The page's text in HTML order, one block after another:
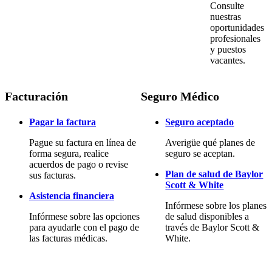
Consulte
nuestras
oportunidades
profesionales
y puestos
vacantes.
Facturación
Pagar la factura
Pague su factura en línea de
forma segura, realice
acuerdos de pago o revise
sus facturas.
Asistencia financiera
Infórmese sobre las opciones
para ayudarle con el pago de
las facturas médicas.
Seguro Médico
Seguro aceptado
Averigüe qué planes de
seguro se aceptan.
Plan de salud de Baylor
Scott & White
Infórmese sobre los planes
de salud disponibles a
través de Baylor Scott &
White.